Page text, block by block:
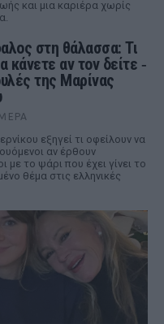
και μια καριέρα χωρίς
στη θάλασσα: Τι
κάνετε αν τον δείτε ‑
της Μαρίνας
εξηγεί τι οφείλουν να
αν έρθουν
με το ψάρι που έχει γίνει το
θέμα στις ελληνικές